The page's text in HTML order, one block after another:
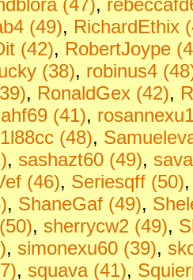
(47),
(49), RichardEthix
(42), RobertJoype
(38), robinus4
, RonaldGex (42),
(41),
(48),
, sashazt60 (49),
(46), Seriesqff (50)
, ShaneGaf (49),
, sherrycw2 (49),
, simonexu60 (39),
, squava (41),